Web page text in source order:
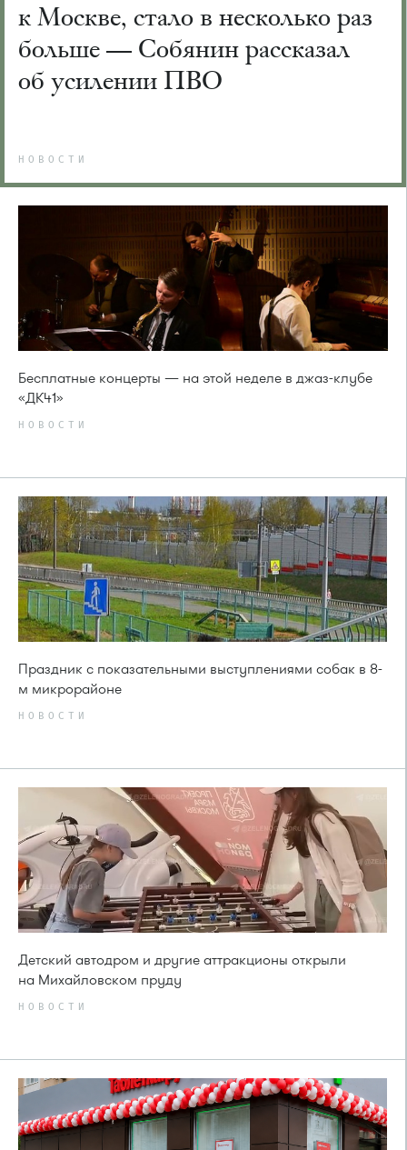
к Москве, стало в несколько раз
больше — Собянин рассказал
об усилении ПВО
НОВОСТИ
Бесплатные концерты — на этой неделе в джаз-клубе
«ДК41»
НОВОСТИ
Праздник с показательными выступлениями собак в 8-
м микрорайоне
НОВОСТИ
Детский автодром и другие аттракционы открыли
на Михайловском пруду
НОВОСТИ